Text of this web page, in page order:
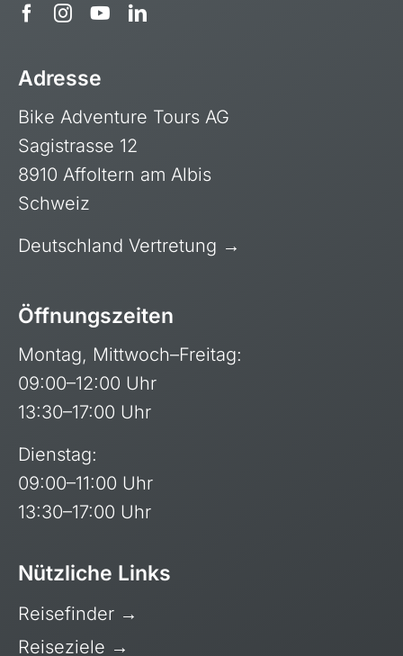
Adresse
Bike Adventure Tours AG
Sagistrasse 12
8910 Affoltern am Albis
Schweiz
Deutschland Vertretung →
Öffnungszeiten
Montag, Mittwoch–Freitag:
09:00–12:00 Uhr
13:30–17:00 Uhr
Dienstag:
09:00–11:00 Uhr
13:30–17:00 Uhr
Nützliche Links
Reisefinder →
Reiseziele →